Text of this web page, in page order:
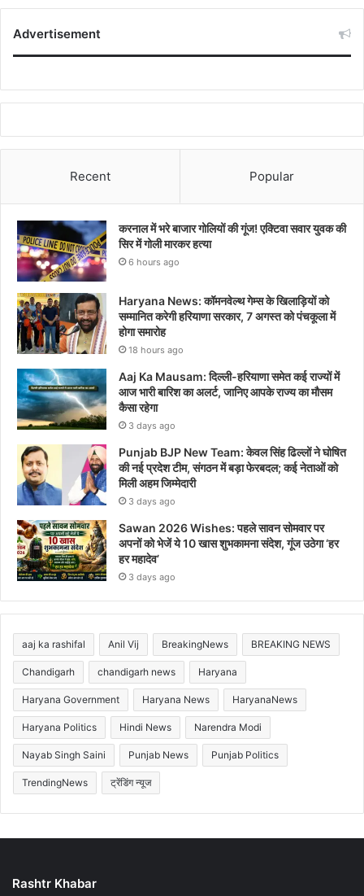
Advertisement
Recent Popular
करनाल में भरे बाजार गोलियों की गूंज! एक्टिवा सवार युवक की
सिर में गोली मारकर हत्या
6 hours ago
Haryana News: कॉमनवेल्थ गेम्स के खिलाड़ियों को
सम्मानित करेगी हरियाणा सरकार, 7 अगस्त को पंचकूला में
होगा समारोह
18 hours ago
Aaj Ka Mausam: दिल्ली-हरियाणा समेत कई राज्यों में
आज भारी बारिश का अलर्ट, जानिए आपके राज्य का मौसम
कैसा रहेगा
3 days ago
Punjab BJP New Team: केवल सिंह ढिल्लों ने घोषित
की नई प्रदेश टीम, संगठन में बड़ा फेरबदल; कई नेताओं को
मिली अहम जिम्मेदारी
3 days ago
Sawan 2026 Wishes: पहले सावन सोमवार पर
अपनों को भेजें ये 10 खास शुभकामना संदेश, गूंज उठेगा ‘हर
हर महादेव’
3 days ago
aaj ka rashifal Anil Vij BreakingNews BREAKING NEWS
Chandigarh chandigarh news Haryana
Haryana Government Haryana News HaryanaNews
Haryana Politics Hindi News Narendra Modi
Nayab Singh Saini Punjab News Punjab Politics
TrendingNews ट्रेंडिंग न्यूज
Rashtr Khabar